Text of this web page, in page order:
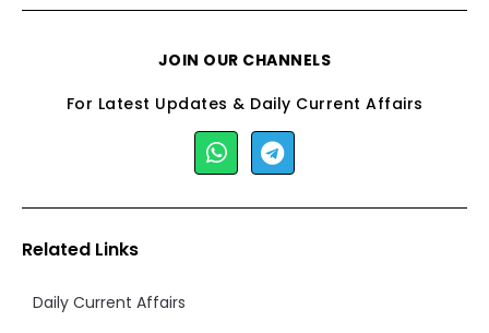
JOIN OUR CHANNELS
For Latest Updates & Daily Current Affairs
Related Links
Daily Current Affairs